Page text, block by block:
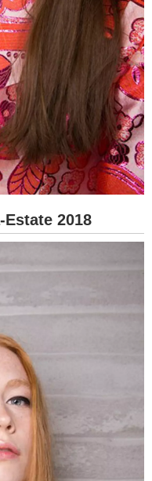
Estate 2018